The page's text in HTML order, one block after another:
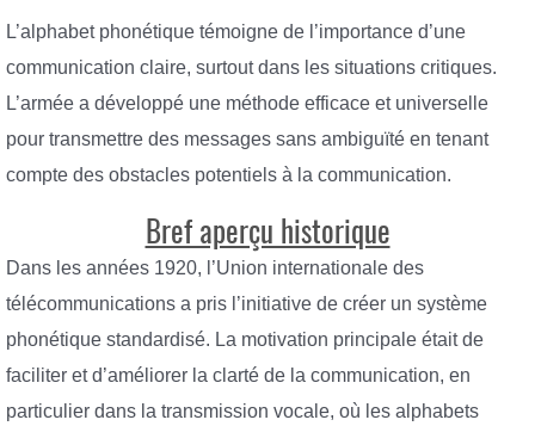
L’alphabet phonétique témoigne de l’importance d’une
communication claire, surtout dans les situations critiques.
L’armée a développé une méthode efficace et universelle
pour transmettre des messages sans ambiguïté en tenant
compte des obstacles potentiels à la communication.
Bref aperçu historique
Dans les années 1920, l’Union internationale des
télécommunications a pris l’initiative de créer un système
phonétique standardisé. La motivation principale était de
faciliter et d’améliorer la clarté de la communication, en
particulier dans la transmission vocale, où les alphabets